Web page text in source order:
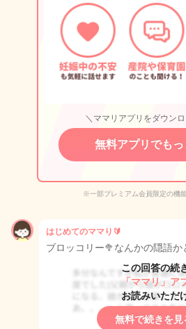
＼ママリアプリをダウン
無料アプリでもっ
※一部プレミアム会員限定の機
はじめてのママり🔰
ブロッコリー🥦なんかの隠語か
この回答の続
「ママリ」ア
お読みいただ
無料で続きを見